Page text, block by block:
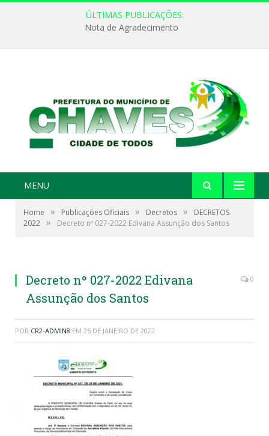
ÚLTIMAS PUBLICAÇÕES:
Nota de Agradecimento
MENU
Home » Publicações Oficiais » Decretos »
DECRETOS
2022 » Decreto nº 027-2022 Edivana Assunção dos Santos
Decreto nº 027-2022 Edivana
Assunção dos Santos
0
POR CR2-ADMIN8 EM 25 DE JANEIRO DE 2022